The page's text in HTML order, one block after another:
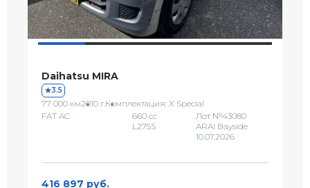
Daihatsu MIRA
3.5
77 000 км2010 г.Комплектация: X Special
FAT AC
660 сс
L275S
Лот №43080
ARAI Bayside
10.07.2026
416 897 руб.